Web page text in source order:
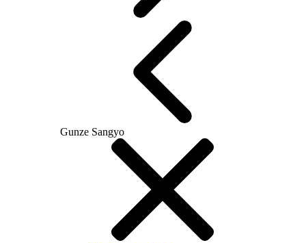
Gunze Sangyo